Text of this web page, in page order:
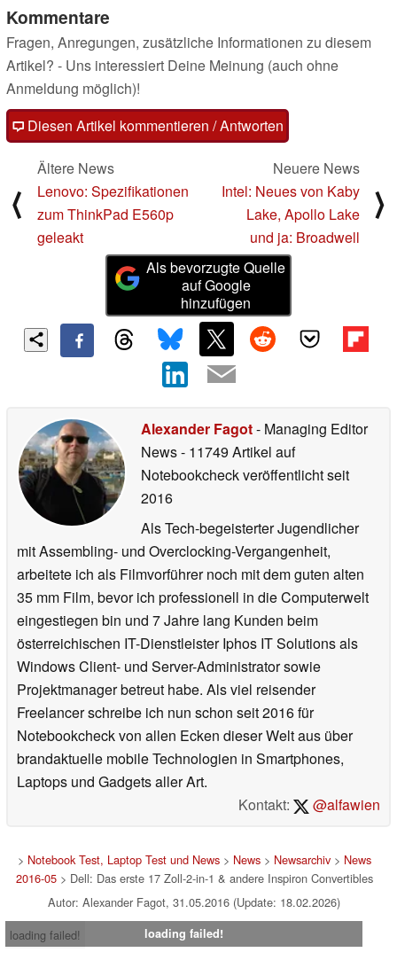
Kommentare
Fragen, Anregungen, zusätzliche Informationen zu diesem
Artikel? - Uns interessiert Deine Meinung (auch ohne
Anmeldung möglich)!
Diesen Artikel kommentieren / Antworten
⟨
Ältere News
Lenovo: Spezifikationen
zum ThinkPad E560p
geleakt
Neuere News
Intel: Neues von Kaby
Lake, Apollo Lake
und ja: Broadwell
⟩
Als bevorzugte Quelle
auf Google
hinzufügen
Alexander Fagot- Managing Editor
News- 11749 Artikel auf
Notebookcheck veröffentlichtseit
2016
Als Tech-begeisterter Jugendlicher
mit Assembling- und Overclocking-Vergangenheit,
arbeitete ich als Filmvorführer noch mit dem guten alten
35 mm Film, bevor ich professionell in die Computerwelt
eingestiegen bin und 7 Jahre lang Kunden beim
österreichischen IT-Dienstleister Iphos IT Solutions als
Windows Client- und Server-Administrator sowie
Projektmanager betreut habe. Als viel reisender
Freelancer schreibe ich nun schon seit 2016 für
Notebookcheck von allen Ecken dieser Welt aus über
brandaktuelle mobile Technologien in Smartphones,
Laptops und Gadgets aller Art.
Kontakt:
@alfawien
> Notebook Test, Laptop Test und News> News> Newsarchiv> News
2016-05> Dell: Das erste 17 Zoll-2-in-1 & andere Inspiron Convertibles
Autor: Alexander Fagot, 31.05.2016 (Update: 18.02.2026)
loading failed!
loading failed!